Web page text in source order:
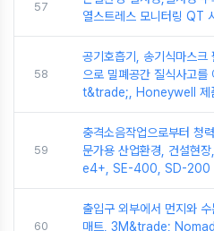
57
열스트레스 모니터링 QT
58
공기호흡기, 송기식마스크
으로 밀폐공간 질식사고
t&trade;, Honeywell 제
59
충격소음작업으로부터 청
문가용 산업환경, 건설현
e4+, SE-400, SD-200
60
출입구 외부에서 먼지와
매트, 3M&trade;